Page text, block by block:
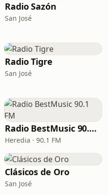
Radio Sazón
San José
Radio Tigre
San José
Radio BestMusic 90.1 FM
Heredia · 90.1 FM
Clásicos de Oro
San José